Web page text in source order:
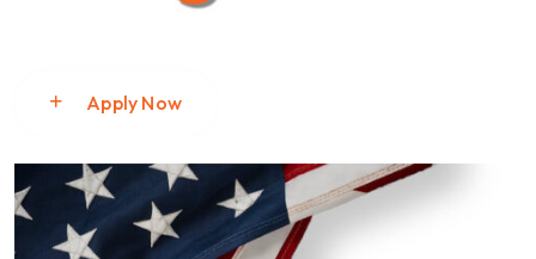
Apply Now